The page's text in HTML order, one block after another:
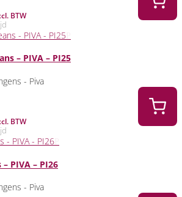
BTW
– PIVA – PI25
- Piva
BTW
PIVA – PI26
- Piva